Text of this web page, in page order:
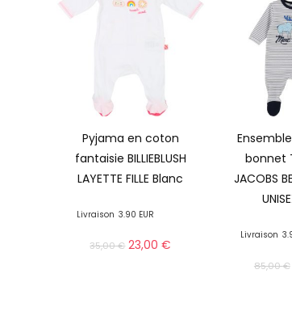
Pyjama en coton
fantaisie BILLIEBLUSH
LAYETTE FILLE Blanc
Livraison 3.90 EUR
35,00€ 23,00€
bonnet
JACOBS
Livraison
85,00€